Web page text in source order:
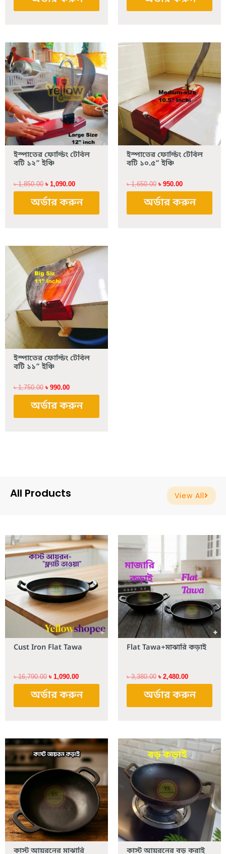
ইস্পাতের ফোল্ডিং টেবিল
বটি ১২” ইঞ্চি
৳1,850.00
Original
price
was:
৳ 1,850.00.
৳ 1,090.00
Current
price
is:
৳ 1,090.00.
অর্ডার করুন
ইস্পাতের ফোল্ডিং টেবিল
বটি ১০.৫” ইঞ্চি
৳1,650.00
৳ 1,650.00.
৳ 950.00
Current
৳ 950.00.
অর্ডার করুন
ইস্পাতের ফোল্ডিং টেবিল
বটি ১১” ইঞ্চি
৳1,750.00
was:
৳ 1,750.00.
৳ 990.00
Current
price
is:
৳ 990.00.
অর্ডার করুন
All Products View All
Cust Iron Flat Tawa
৳16,790.00
Original
price
was:
৳ 16,790.00.
৳ 1,090.00
Current
price
৳ 1,090.00.
অর্ডার করুন
Flat Tawa+মাঝারি কড়াই
৳3,380.00
৳ 3,380.00.
৳ 2,480.00
৳ 2,480.00.
অর্ডার করুন
কাস্ট আয়রনের মাঝারি
Original
price
was:
৳ 1,950.00.
price
is:
৳ 1,390.00.
কাস্ট আয়রনের বড় করাই
Original
price
was:
৳ 1,890.00.
Current
price
is:
৳ 1,590.00.